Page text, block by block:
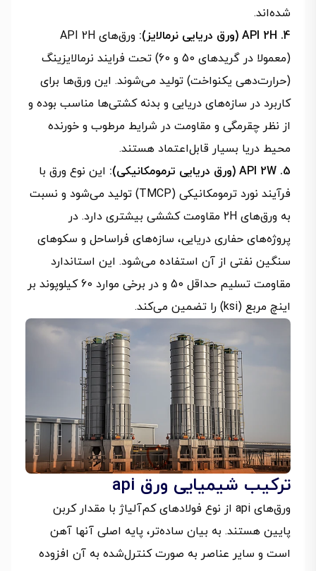
شده‌اند.
4. API 2H (ورق دریایی نرمالایز):
ورق‌های API 2H
(معمولا در گریدهای 50 و 60) تحت فرایند نرمالایزینگ
(حرارت‌دهی یکنواخت) تولید می‌شوند. این ورق‌ها برای
کاربرد در سازه‌های دریایی و بدنه کشتی‌ها مناسب‌ بوده و
از نظر چقرمگی و مقاومت در شرایط مرطوب و خورنده
محیط دریا بسیار قابل‌اعتماد هستند.
5. API 2W (ورق دریایی ترمومکانیکی):
این نوع ورق با
فرآیند نورد ترمومکانیکی (TMCP) تولید می‌شود و نسبت
به ورق‌های 2H مقاومت کششی بیشتری دارد. در
پروژه‌های حفاری دریایی، سازه‌های فراساحل و سکوهای
سنگین نفتی از آن استفاده می‌شود. این استاندارد
مقاومت تسلیم حداقل 50 و در برخی موارد 60 کیلوپوند بر
اینچ مربع (ksi) را تضمین می‌کند.
ترکیب شیمیایی ورق api
ورق‌های api از نوع فولادهای کم‌آلیاژ با مقدار کربن
پایین هستند. به بیان ساده‌تر، پایه اصلی آنها آهن
است و سایر عناصر به صورت کنترل‌شده به آن افزوده